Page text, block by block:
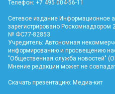
Телефон: +7 495 004-56-11
Сетевое издание Информационное
зарегистрировано Роскомнадзором
№ ФС77-82853.
Учредитель: Автономная
информированию и просвещению
"Общественная служба новостей"
Мнение редакции может не
Скачать презентацию: Медиа-кит